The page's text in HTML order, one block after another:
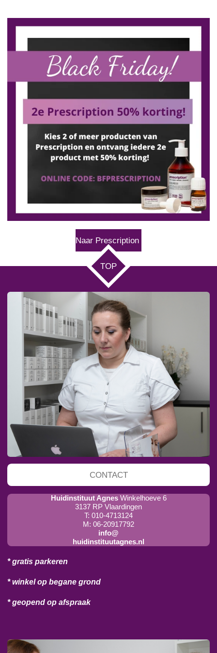
Naar Prescription
TOP
CONTACT
Huidinstituut Agnes Winkelhoeve 6
3137 RP Vlaardingen
T: 010-4713124
M: 06-20917792
info@
huidinstituutagnes.nl
* gratis parkeren
* winkel op begane grond
* geopend op afspraak